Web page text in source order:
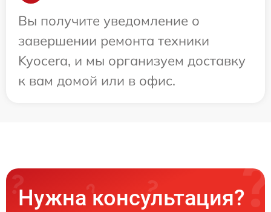
Вы получите уведомление о
завершении ремонта техники
Kyocera, и мы организуем доставку
к вам домой или в офис.
Нужна консультация?